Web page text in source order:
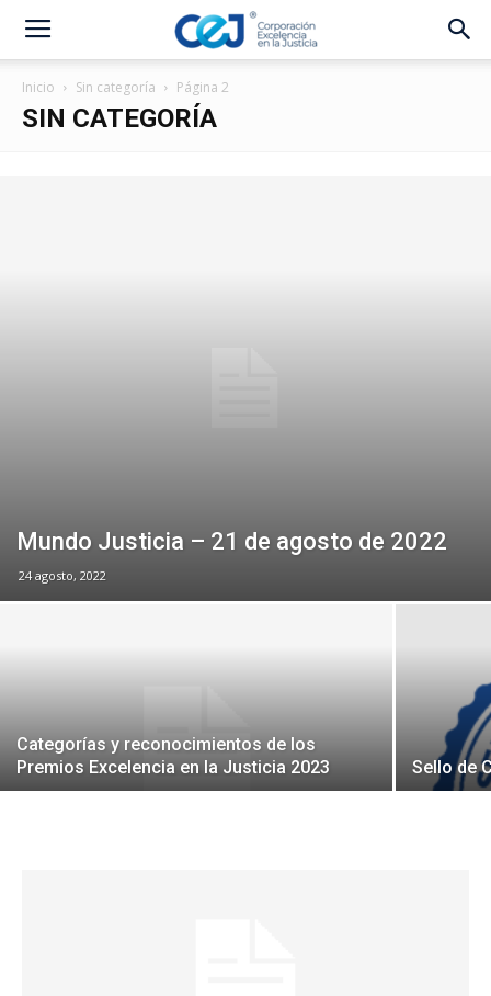
Inicio Sin categoría Página 2
SIN CATEGORÍA
Mundo Justicia – 21 de agosto de 2022
24 agosto, 2022
Categorías y reconocimientos de los
Premios Excelencia en la Justicia 2023
Sello de